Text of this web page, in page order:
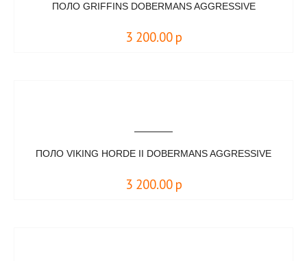
ПОЛО GRIFFINS DOBERMANS AGGRESSIVE
3 200.00 р
ПОЛО VIKING HORDE II DOBERMANS AGGRESSIVE
3 200.00 р